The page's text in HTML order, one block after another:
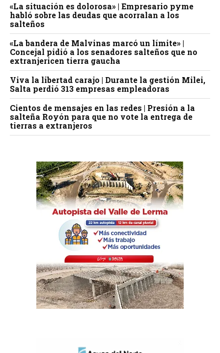
«La situación es dolorosa» | Empresario pyme
habló sobre las deudas que acorralan a los
salteños
«La bandera de Malvinas marcó un límite» |
Concejal pidió a los senadores salteños que no
extranjericen tierra gaucha
Viva la libertad carajo | Durante la gestión Milei,
Salta perdió 313 empresas empleadoras
Cientos de mensajes en las redes | Presión a la
salteña Royón para que no vote la entrega de
tierras a extranjeros